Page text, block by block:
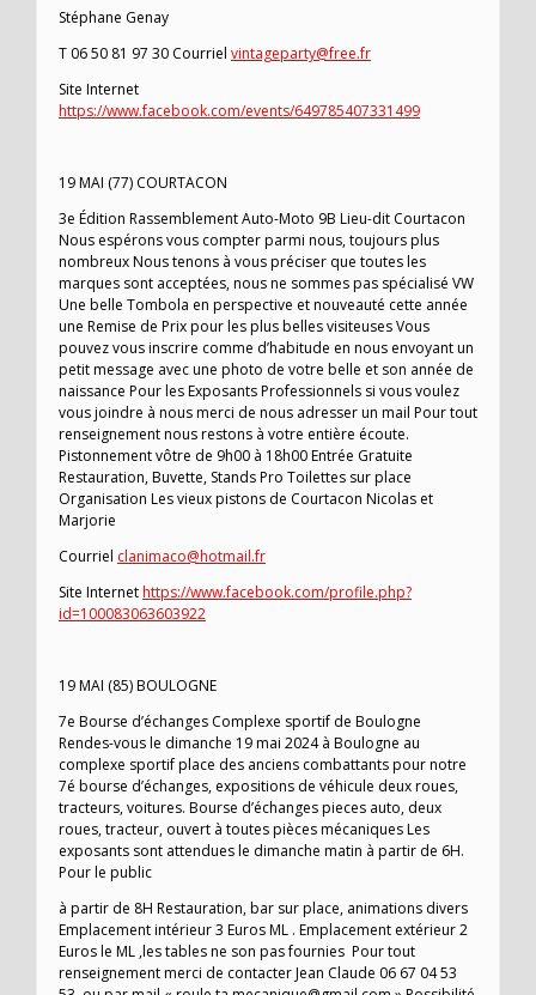
Stéphane Genay
T 06 50 81 97 30 Courriel vintageparty@free.fr
Site Internet
https://www.facebook.com/events/649785407331499
19 MAI (77) COURTACON
3e Édition Rassemblement Auto-Moto 9B Lieu-dit Courtacon
Nous espérons vous compter parmi nous, toujours plus
nombreux Nous tenons à vous préciser que toutes les
marques sont acceptées, nous ne sommes pas spécialisé VW
Une belle Tombola en perspective et nouveauté cette année
une Remise de Prix pour les plus belles visiteuses Vous
pouvez vous inscrire comme d’habitude en nous envoyant un
petit message avec une photo de votre belle et son année de
naissance Pour les Exposants Professionnels si vous voulez
vous joindre à nous merci de nous adresser un mail Pour tout
renseignement nous restons à votre entière écoute.
Pistonnement vôtre de 9h00 à 18h00 Entrée Gratuite
Restauration, Buvette, Stands Pro Toilettes sur place
Organisation Les vieux pistons de Courtacon Nicolas et
Marjorie
Courriel clanimaco@hotmail.fr
Site Internethttps://www.facebook.com/profile.php?
id=100083063603922
19 MAI (85) BOULOGNE
7e Bourse d’échanges Complexe sportif de Boulogne
Rendes-vous le dimanche 19 mai 2024 à Boulogne au
complexe sportif place des anciens combattants pour notre
7é bourse d’échanges, expositions de véhicule deux roues,
tracteurs, voitures. Bourse d’échanges pieces auto, deux
roues, tracteur, ouvert à toutes pièces mécaniques Les
exposants sont attendues le dimanche matin à partir de 6H.
Pour le public
à partir de 8H Restauration, bar sur place, animations divers
Emplacement intérieur 3 Euros ML . Emplacement extérieur 2
Euros le ML ,les tables ne son pas fournies Pour tout
renseignement merci de contacter Jean Claude 06 67 04 53